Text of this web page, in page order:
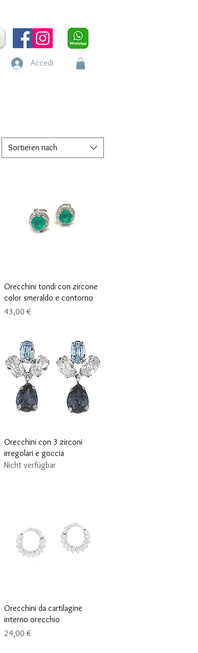
Accedi
Sortieren nach
Schnellansicht
Orecchini tondi con zircone
color smeraldo e contorno
Preis
43,00 €
Schnellansicht
Orecchini con 3 zirconi
irregolari e goccia
Nicht verfügbar
Schnellansicht
Orecchini da cartilagine
interno orecchio
Preis
24,00 €